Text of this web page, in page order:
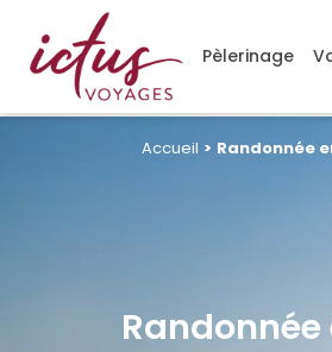
Gérer mes cookies
Pèlerinage
Accueil > Randonnée